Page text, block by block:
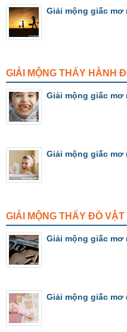
Giải mộng giấc mơ
GIẢI MỘNG THẤY HÀNH
Giải mộng giấc
Giải mộng giấc mơ
GIẢI MỘNG THẤY ĐỒ VẬT
Giải mộng giấc
Giải mộng giấc mơ